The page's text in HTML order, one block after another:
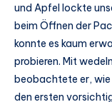
und Apfel lockte
beim Öffnen der
konnte es kaum
probieren. Mit
beobachtete er, wie
den ersten